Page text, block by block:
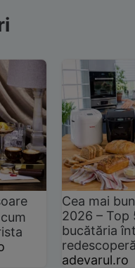
Cea mai
2026 –
bucătăria
adevarul.ro